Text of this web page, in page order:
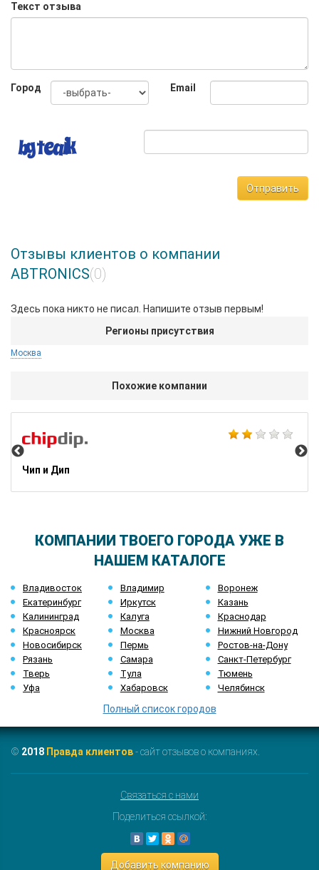
Текст отзыва
Город Email
Отправить
Отзывы клиентов о компании
ABTRONICS(0)
Здесь пока никто не писал. Напишите отзыв первым!
Регионы присутствия
Москва
Похожие компании
Чип и Дип
КОМПАНИИ ТВОЕГО ГОРОДА УЖЕ В
НАШЕМ КАТАЛОГЕ
Владивосток Владимир
Воронеж
Екатеринбург
Иркутск
Казань
Калининград
Калуга
Краснодар
Красноярск
Москва
Нижний Новгород
Новосибирск
Пермь
Ростов-на-Дону
Рязань
Самара
Санкт-Петербург
Тверь
Тула
Тюмень
Уфа
Хабаровск Челябинск
Полный список городов
© 2018 Правда клиентов- сайт отзывов о компаниях.
Связаться с нами
Поделиться ссылкой:
Добавить компанию